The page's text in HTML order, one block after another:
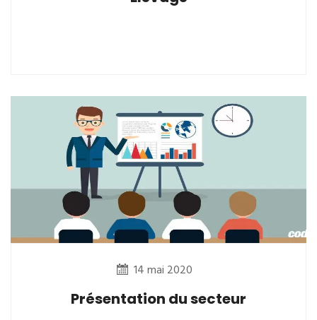
14 mai 2020
Présentation du secteur